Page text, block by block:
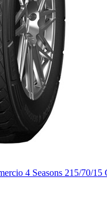
4 Seasons 215/70/15